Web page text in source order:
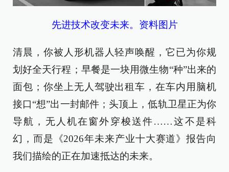
先进技术改变未来。资料图片
清晨，你被人形机器人轻声唤醒，它已为你规
划好全天行程；早餐是一块用微生物“种”出来的
面包；你坐上无人驾驶出租车，在车内用脑机
接口“想”出一封邮件；头顶上，低轨卫星正为你
导航，无人机在窗外穿梭送件……这不是科
幻，而是《2026年未来产业十大赛道》报告向
我们描绘的正在加速抵达的未来。